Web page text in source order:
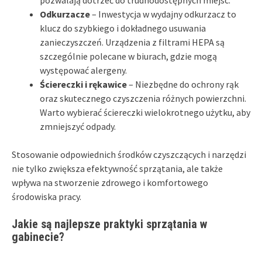
Odkurzacze– Inwestycja w wydajny odkurzacz to
klucz do szybkiego i dokładnego usuwania
zanieczyszczeń. Urządzenia z filtrami HEPA są
szczególnie polecane w biurach, gdzie mogą
występować alergeny.
Ściereczki i rękawice– Niezbędne do ochrony rąk
oraz skutecznego czyszczenia różnych powierzchni.
Warto wybierać ściereczki wielokrotnego użytku, aby
zmniejszyć odpady.
Stosowanie odpowiednich środków czyszczących i narzędzi
nie tylko zwiększa efektywność sprzątania, ale także
wpływa na stworzenie zdrowego i komfortowego
środowiska pracy.
Jakie są najlepsze praktyki sprzątania w
gabinecie?